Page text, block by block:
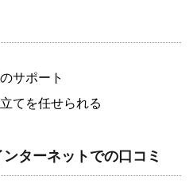
サポート
てを任せられる
ターネットでの口コミ